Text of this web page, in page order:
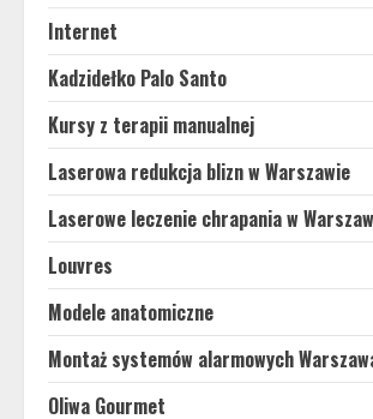
Internet
Kadzidełko Palo Santo
Kursy z terapii manualnej
Laserowa redukcja blizn w Warszawie
Laserowe leczenie chrapania w
Louvres
Modele anatomiczne
Montaż systemów alarmowych
Oliwa Gourmet